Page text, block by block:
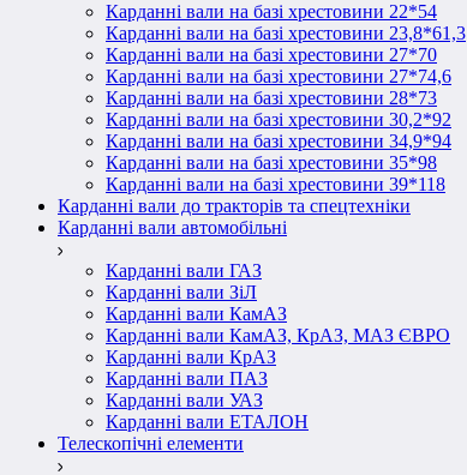
Карданні вали на базі хрестовини 22*54
Карданні вали на базі хрестовини 23,8*61,3
Карданні вали на базі хрестовини 27*70
Карданні вали на базі хрестовини 27*74,6
Карданні вали на базі хрестовини 28*73
Карданні вали на базі хрестовини 30,2*92
Карданні вали на базі хрестовини 34,9*94
Карданні вали на базі хрестовини 35*98
Карданні вали на базі хрестовини 39*118
Карданні вали до тракторів та спецтехніки
Карданні вали автомобільні
Карданні вали ГАЗ
Карданні вали ЗіЛ
Карданні вали КамАЗ
Карданні вали КамАЗ, КрАЗ, МАЗ ЄВРО
Карданні вали КрАЗ
Карданні вали ПАЗ
Карданні вали УАЗ
Карданні вали ЕТАЛОН
Телескопічні елементи